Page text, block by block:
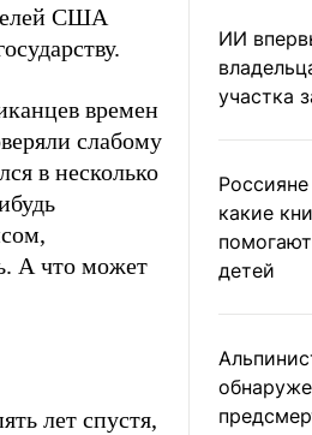
США
времен
слабому
в несколько
А что может
лет спустя,
ИИ
участка
какие
детей